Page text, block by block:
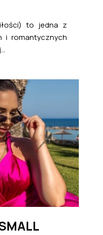
to jedna z
i romantycznych